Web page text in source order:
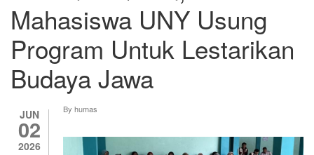
Mahasiswa UNY Usung
Program Untuk Lestarikan
Budaya Jawa
JUN
02
2026
By humas